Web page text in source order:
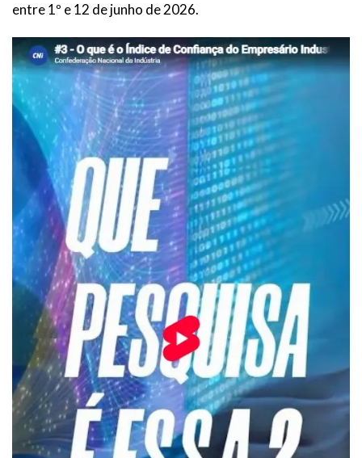
entre 1º e 12 de junho de 2026.